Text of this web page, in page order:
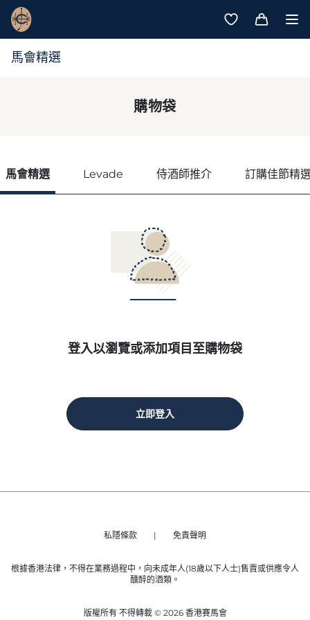
馬會精選
購物袋
馬會精選 Levade 侍酒師推介 訂購佳節精
登入以瀏覽或添加項目至購物袋
立即登入
私隱條款 免責聲明
根據香港法律，不得在業務過程中，向未成年人(18歲以下人士)售賣或供應令人
醺醉的酒類。
版權所有 不得轉載 © 2026 香港賽馬會